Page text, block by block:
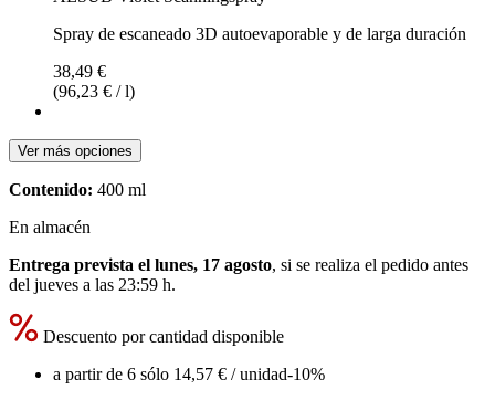
Spray de escaneado 3D autoevaporable y de larga duración
38,49 €
(96,23 € / l)
Ver más opciones
Contenido: 400 ml
En almacén
Entrega prevista el lunes, 17 agosto, si se realiza el pedido antes
del jueves a las 23:59 h.
Descuento por cantidad disponible
a partir de 6 sólo 14,57 € / unidad-10%